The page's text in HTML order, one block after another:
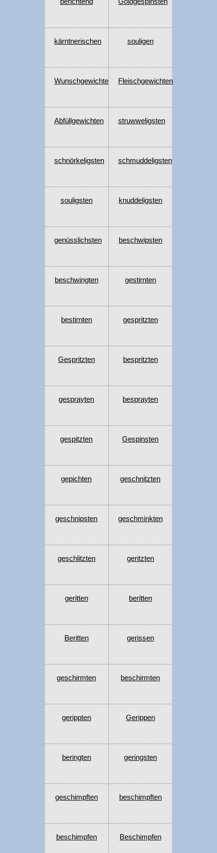
kärntnerischen souligen
Wunschgewichten Fleischgewichten
Abfüllgewichten struwweligsten
schnörkeligsten schmuddeligsten
souligsten knuddeligsten
genüsslichsten beschwipsten
beschwingten gestirnten
bestirnten gespritzten
Gespritzten bespritzten
gesprayten besprayten
gespitzten Gespinsten
gepichten geschnitzten
geschnipsten geschminkten
geschlitzten geritzten
geritten beritten
Beritten gerissen
geschirmten beschirmten
gerippten Gerippen
beringten geringsten
geschimpften beschimpften
beschimpfen Beschimpfen